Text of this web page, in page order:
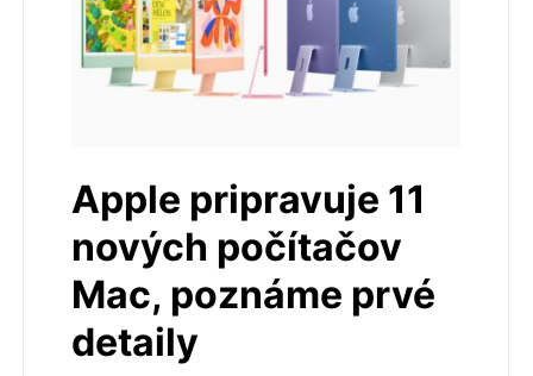
Apple pripravuje 11
nových počítačov
Mac, poznáme prvé
detaily